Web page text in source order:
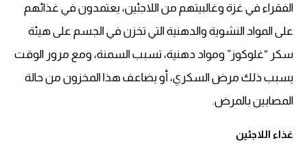
الفقراء في غزة وغالبيتهم من اللاجئين، يعتمدون في غذائهم
على المواد النشوية والدهنية التي تخزن في الجسم على هيئة
سكر “غلوكوز” ومواد دهنية، تسبب السمنة، ومع مرور الوقت
يسبب ذلك مرض السكري، أو يضاعف هذا المخزون من حالة
المصابين بالمرض.
غذاء اللاجئين